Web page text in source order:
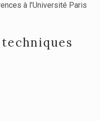
à l’Université Paris